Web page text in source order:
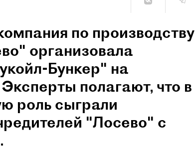
по производству
организовала
Бункер" на
полагают, что в
роль сыграли
"Лосево" с